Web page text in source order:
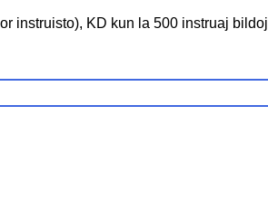
instruisto), KD kun la 500 instruaj bildoj